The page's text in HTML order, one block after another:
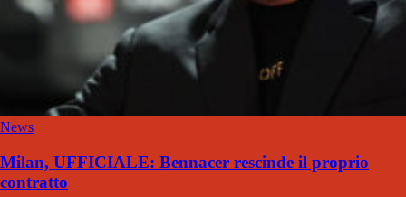
News
Milan, UFFICIALE: Bennacer rescinde il proprio
contratto